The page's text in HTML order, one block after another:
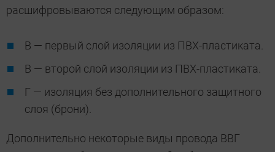
расшифровываются следующим образом:
В — первый слой изоляции из ПВХ-пластиката.
В — второй слой изоляции из ПВХ-пластиката.
Г — изоляция без дополнительного защитного
слоя (брони).
Дополнительно некоторые виды провода ВВГ